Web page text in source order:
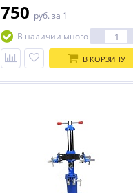
750 руб. за 1
В наличии много
-
В КОРЗИНУ